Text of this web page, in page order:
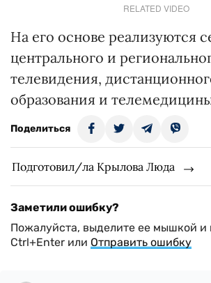
RELATED VIDEO
На его основе реализуются
центрального и
телевидения,
образования и
Поделиться
Подготовил/ла Крылова Люда
Заметили ошибку?
Пожалуйста, выделите ее мышкой
Ctrl+Enter или Отправить ошибку